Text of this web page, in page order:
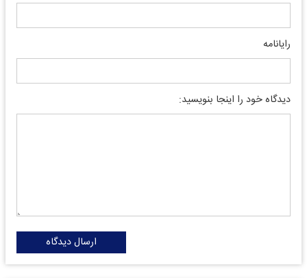
رایانامه
دیدگاه خود را اینجا بنویسید:
ارسال دیدگاه